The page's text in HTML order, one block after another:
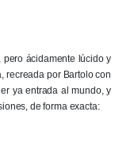
ácidamente lúcido y
recreada por Bartolo con
ya entrada al mundo, y
de forma exacta: